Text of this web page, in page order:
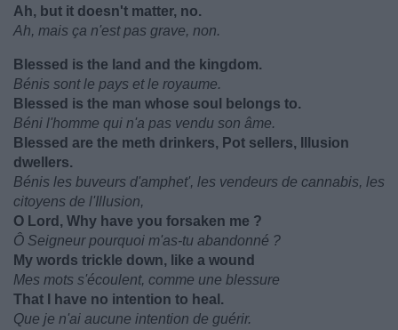
Ah, but it doesn't matter, no.
Ah, mais ça n'est pas grave, non.
Blessed is the land and the kingdom.
Bénis sont le pays et le royaume.
Blessed is the man whose soul belongs to.
Béni l'homme qui n'a pas vendu son âme.
Blessed are the meth drinkers, Pot sellers, Illusion
dwellers.
Bénis les buveurs d'amphet', les vendeurs de cannabis, les
citoyens de l'Illusion,
O Lord, Why have you forsaken me ?
Ô Seigneur pourquoi m'as-tu abandonné ?
My words trickle down, like a wound
Mes mots s'écoulent, comme une blessure
That I have no intention to heal.
Que je n'ai aucune intention de guérir.